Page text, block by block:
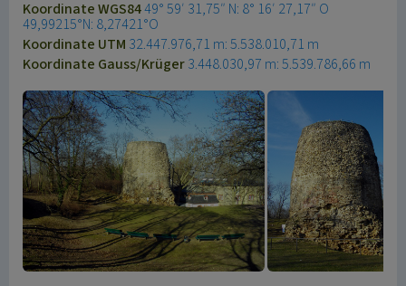
Koordinate WGS8449° 59′ 31,75″ N: 8° 16′ 27,17″ O
49,99215°N: 8,27421°O
Koordinate UTM 32.447.976,71 m: 5.538.010,71 m
Koordinate Gauss/Krüger3.448.030,97 m: 5.539.786,66 m